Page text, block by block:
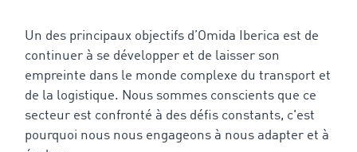
Un des principaux objectifs d’Omida Iberica est de
continuer à se développer et de laisser son
empreinte dans le monde complexe du transport et
de la logistique. Nous sommes conscients que ce
secteur est confronté à des défis constants, c'est
pourquoi nous nous engageons à nous adapter et à